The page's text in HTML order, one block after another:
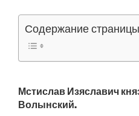
Содержание страницы
Мстислав Изяславич
Волынский.